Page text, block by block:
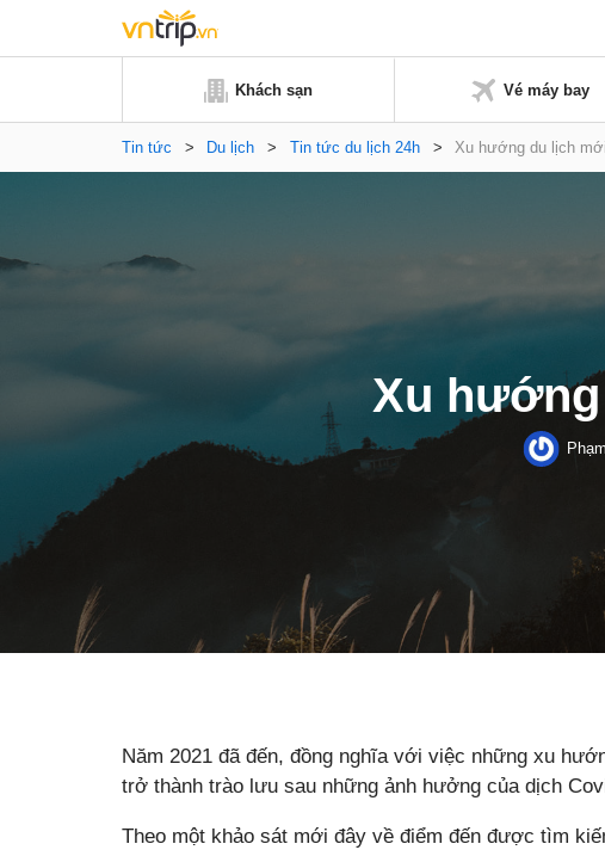
Khách sạn Vé máy bay
Tin tức > Du lịch > Tin tức du lịch 24h > Xu hướng du lịch
Xu
Năm 2021 đã đến, đồng nghĩa với việc những xu
trở thành trào lưu sau những ảnh hưởng của dịch
Theo một khảo sát mới đây về điểm đến được tìm